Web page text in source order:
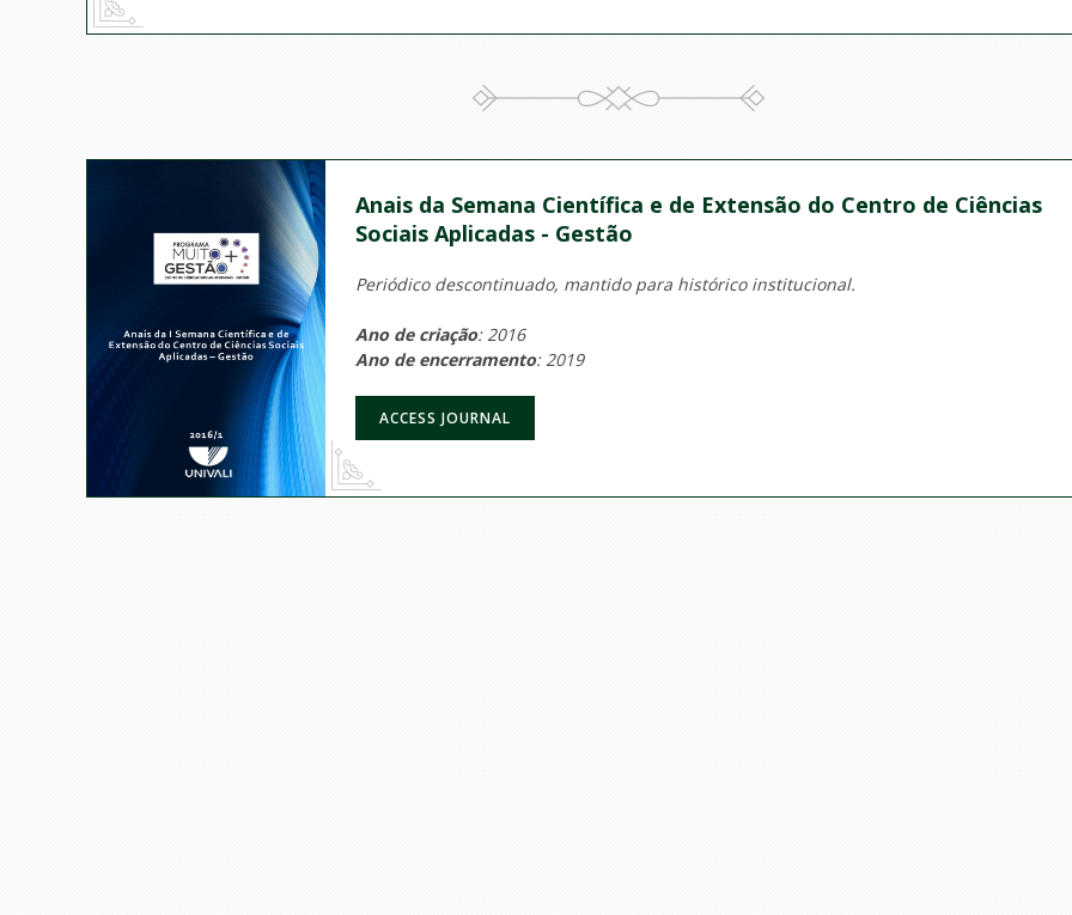
Anais da Semana Científica e de Extensão do Centro de Ciências
Sociais Aplicadas - Gestão
Periódico descontinuado, mantido para histórico institucional.
Ano de criação: 2016
Ano de encerramento: 2019
ACCESS JOURNAL